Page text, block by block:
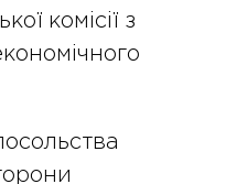
комісії з